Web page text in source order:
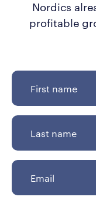
Nordics
profitable